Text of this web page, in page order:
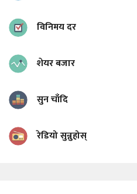
विनिमय दर
शेयर बजार
सुन चाँदि
रेडियो सुन्नुहोस्